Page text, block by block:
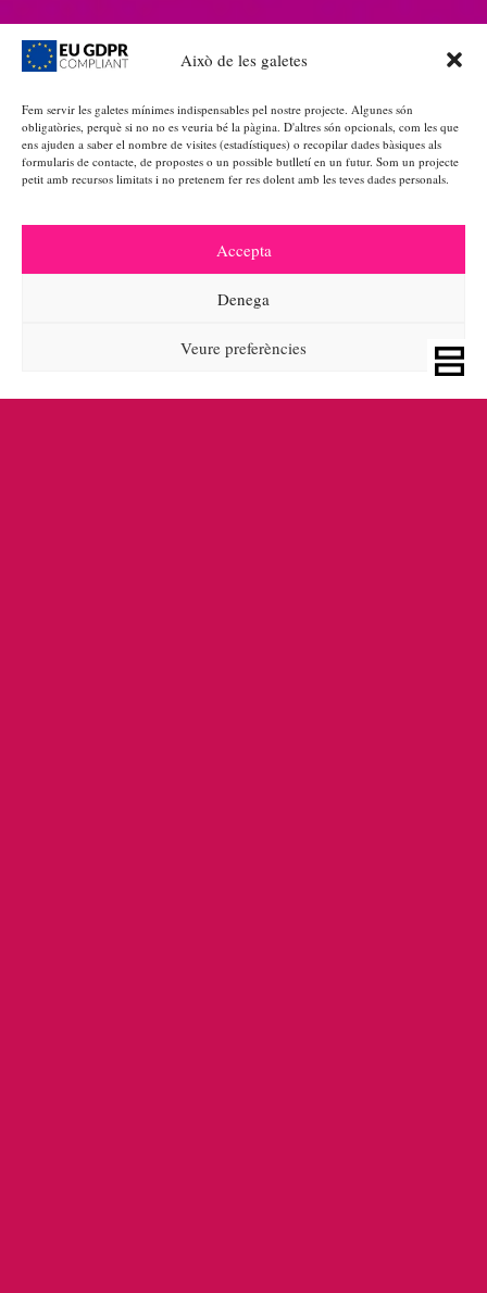
Això de les galetes
Fem servir les galetes mínimes indispensables pel nostre projecte. Algunes són
obligatòries, perquè si no no es veuria bé la pàgina. D'altres són opcionals, com les que
ens ajuden a saber el nombre de visites (estadístiques) o recopilar dades bàsiques als
formularis de contacte, de propostes o un possible butlletí en un futur. Som un projecte
petit amb recursos limitats i no pretenem fer res dolent amb les teves dades personals.
Accepta
Denega
Veure preferències